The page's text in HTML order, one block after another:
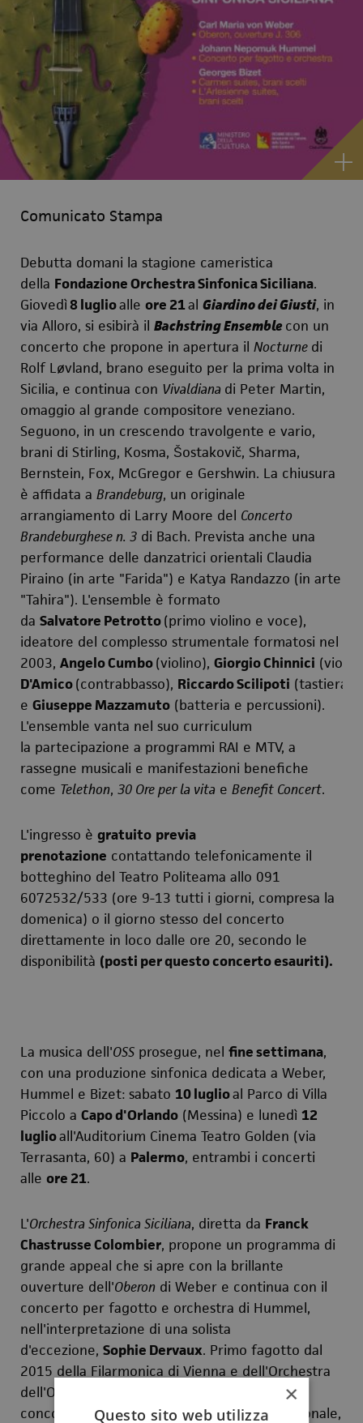
Comunicato Stampa
Debutta domani la stagione cameristica
della Fondazione Orchestra Sinfonica Siciliana.
Giovedì8 luglioalle ore 21al Giardino dei Giusti, in
via Alloro, si esibirà il Bachstring Ensemblecon un
concerto che propone in apertura il Nocturne di
Rolf Løvland, brano eseguito per la prima volta in
Sicilia, e continua con Vivaldiana di Peter Martin,
omaggio al grande compositore veneziano.
Seguono, in un crescendo travolgente e vario,
brani di Stirling, Kosma, Šostakovič, Sharma,
Bernstein, Fox, McGregor e Gershwin. La chiusura
è affidata a Brandeburg, un originale
arrangiamento di Larry Moore del Concerto
Brandeburghese n. 3 di Bach. Prevista anche una
performance delle danzatrici orientali Claudia
Piraino (in arte "Farida") e Katya Randazzo (in arte
"Tahira"). L'ensemble è formato
da Salvatore Petrotto(primo violino e voce),
ideatore del complesso strumentale formatosi nel
2003, Angelo Cumbo(violino), Giorgio Chinnici
D'Amico(contrabbasso), Riccardo Scilipoti (tastiera)
e Giuseppe Mazzamuto (batteria e percussioni).
L'ensemble vanta nel suo curriculum
la partecipazione a programmi RAI e MTV, a
rassegne musicali e manifestazioni benefiche
come Telethon, 30 Ore per la vita e Benefit Concert.
L'ingresso è gratuito previa
prenotazione contattando telefonicamente il
botteghino del Teatro Politeama allo 091
6072532/533 (ore 9-13 tutti i giorni, compresa la
domenica) o il giorno stesso del concerto
direttamente in loco dalle ore 20, secondo le
disponibilità (posti per questo concerto esauriti).
La musica dell'OSS prosegue, nel fine settimana,
con una produzione sinfonica dedicata a Weber,
Hummel e Bizet: sabato 10 luglioal Parco di Villa
Piccolo a Capo d'Orlando (Messina) e lunedì 12
luglioall'Auditorium Cinema Teatro Golden (via
Terrasanta, 60) a Palermo, entrambi i concerti
alle ore 21.
L'Orchestra Sinfonica Siciliana, diretta da Franck
Chastrusse Colombier, propone un programma di
grande appeal che si apre con la brillante
ouverture dell'Oberon di Weber e continua con il
concerto per fagotto e orchestra di Hummel,
nell'interpretazione di una solista
d'eccezione, Sophie Dervaux. Primo fagotto dal
2015 della Filarmonica di Vienna e dell'Orchestra
dell'Opera di Stato, vincitrice di prestigiosi
concorsi e solista di acclarata fama internazionale,
×
Questo sito web utilizza